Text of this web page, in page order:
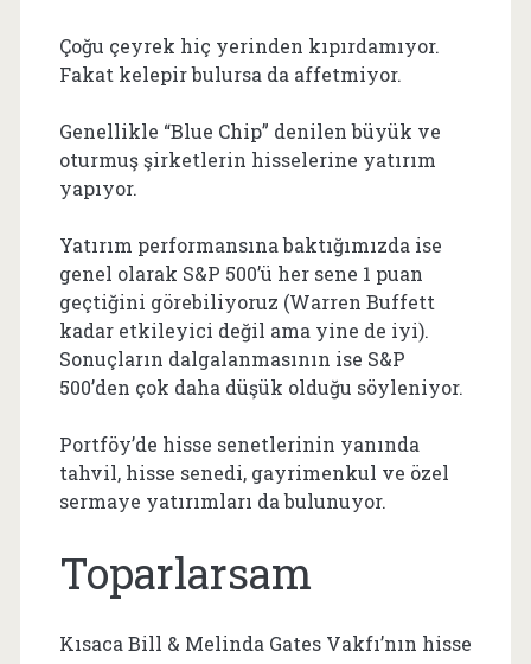
Çoğu çeyrek hiç yerinden kıpırdamıyor.
Fakat kelepir bulursa da affetmiyor.
Genellikle “Blue Chip” denilen büyük ve
oturmuş şirketlerin hisselerine yatırım
yapıyor.
Yatırım performansına baktığımızda ise
genel olarak S&P 500’ü her sene 1 puan
geçtiğini görebiliyoruz (Warren Buffett
kadar etkileyici değil ama yine de iyi).
Sonuçların dalgalanmasının ise S&P
500’den çok daha düşük olduğu söyleniyor.
Portföy’de hisse senetlerinin yanında
tahvil, hisse senedi, gayrimenkul ve özel
sermaye yatırımları da bulunuyor.
Toparlarsam
Kısaca Bill & Melinda Gates Vakfı’nın hisse